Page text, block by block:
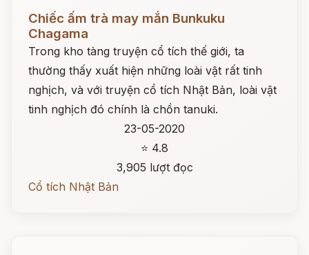
Đọc ngay
Chiếc ấm trà may mắn Bunkuku
Chagama
Trong kho tàng truyện cổ tích thế giới, ta
thường thấy xuất hiện những loài vật rất tinh
nghịch, và với truyện cổ tích Nhật Bản, loài vật
tinh nghịch đó chính là chồn tanuki.
23-05-2020
⭐ 4.8
3,905 lượt đọc
Cổ tích Nhật Bản